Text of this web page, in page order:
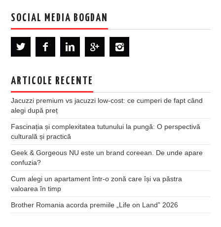
SOCIAL MEDIA BOGDAN
ARTICOLE RECENTE
Jacuzzi premium vs jacuzzi low-cost: ce cumperi de fapt când
alegi după preț
Fascinația și complexitatea tutunului la pungă: O perspectivă
culturală și practică
Geek & Gorgeous NU este un brand coreean. De unde apare
confuzia?
Cum alegi un apartament într-o zonă care își va păstra
valoarea în timp
Brother Romania acorda premiile „Life on Land” 2026